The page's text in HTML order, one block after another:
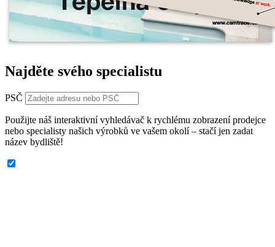
Najděte svého specialistu
PSČ
Použijte náš interaktivní vyhledávač k rychlému zobrazení prodejce
nebo specialisty našich výrobků ve vašem okolí – stačí jen zadat
název bydliště!